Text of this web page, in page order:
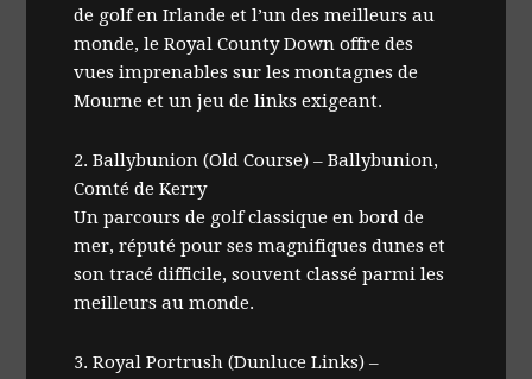
de golf en Irlande et l’un des meilleurs au
monde, le Royal County Down offre des
vues imprenables sur les montagnes de
Mourne et un jeu de links exigeant.
2. Ballybunion (Old Course) – Ballybunion,
Comté de Kerry
Un parcours de golf classique en bord de
mer, réputé pour ses magnifiques dunes et
son tracé difficile, souvent classé parmi les
meilleurs au monde.
3. Royal Portrush (Dunluce Links) –